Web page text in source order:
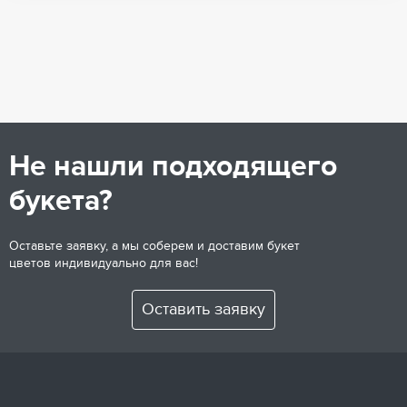
Не нашли подходящего
букета?
Оставьте заявку, а мы соберем и доставим букет
цветов индивидуально для вас!
Оставить заявку